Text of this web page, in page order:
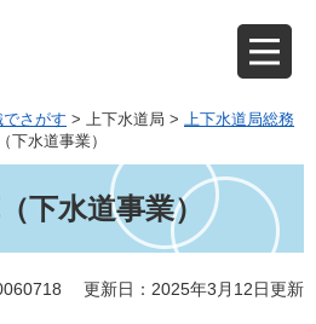
でさがす > 上下水道局 > 上下水道局総務
下水道事業）
下水道事業）
更新日：2025年3月12日更新